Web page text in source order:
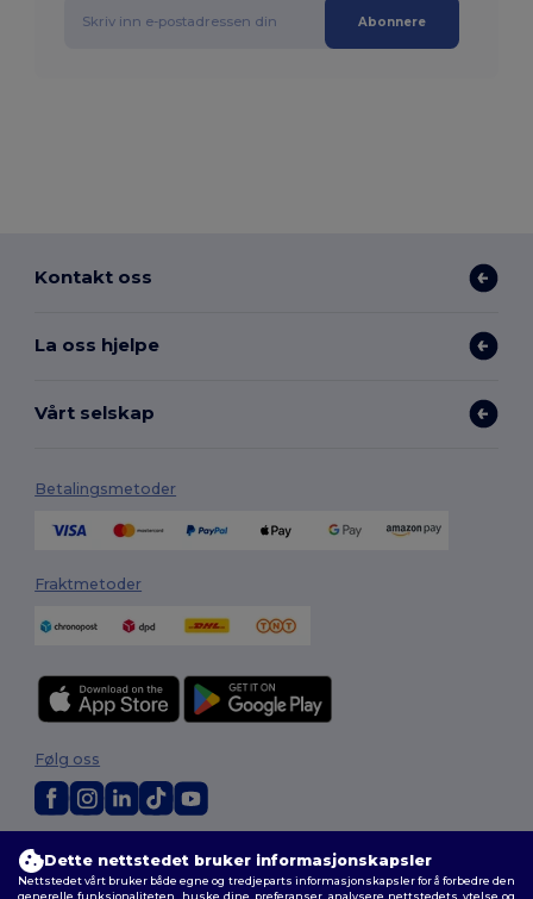
Abonnere
Kontakt oss
La oss hjelpe
Vårt selskap
Betalingsmetoder
Fraktmetoder
Generelle Vilkår| personvernerklæring |Retningslinjer for
informasjonskapsler| Nettstedsoversikt
Følg oss
Dette nettstedet bruker informasjonskapsler
Nettstedet vårt bruker både egne og tredjeparts informasjonskapsler for å forbedre den
generelle funksjonaliteten, huske dine preferanser, analysere nettstedets ytelse og